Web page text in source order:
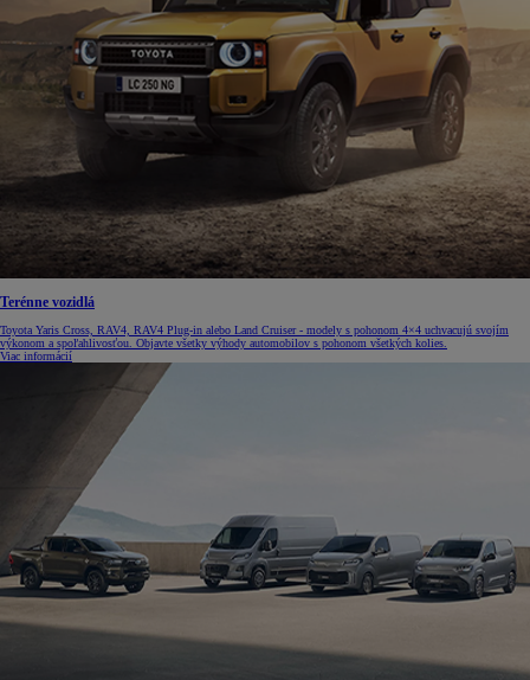
Terénne vozidlá
Toyota Yaris Cross, RAV4, RAV4 Plug-in alebo Land Cruiser - modely s pohonom 4×4 uchvacujú svojím
výkonom a spoľahlivosťou. Objavte všetky výhody automobilov s pohonom všetkých kolies.
Viac informácií